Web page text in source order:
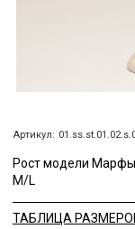
Артикул:
Рост модели
M/L
ТАБЛИЦА